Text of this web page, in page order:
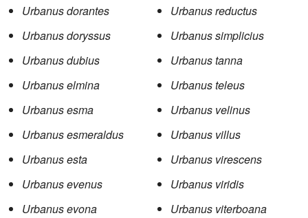
Urbanus dorantes
Urbanus doryssus
Urbanus dubius
Urbanus elmina
Urbanus esma
Urbanus esmeraldus
Urbanus esta
Urbanus evenus
Urbanus evona
Urbanus reductus
Urbanus simplicius
Urbanus tanna
Urbanus teleus
Urbanus velinus
Urbanus villus
Urbanus virescens
Urbanus viridis
Urbanus viterboana